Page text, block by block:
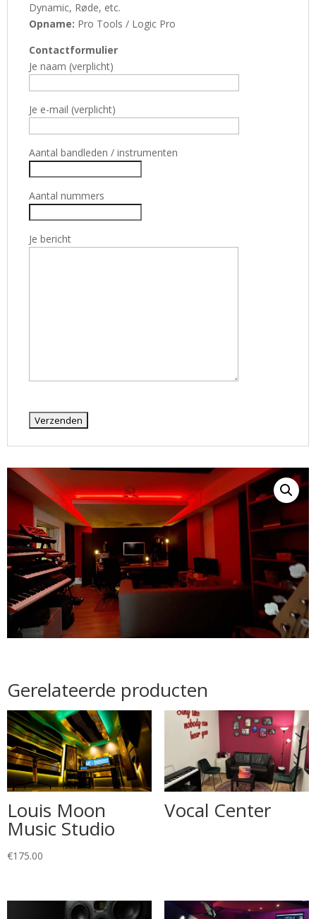
Dynamic, Røde, etc.
Opname: Pro Tools / Logic Pro
Contactformulier
Je naam (verplicht)
Je e-mail (verplicht)
Aantal bandleden / instrumenten
Aantal nummers
Je bericht
Gerelateerde producten
Louis Moon
Music Studio
€175.00
Vocal Center